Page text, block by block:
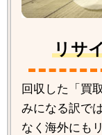
リサ
回収した「買
みになる訳で
なく海外にも